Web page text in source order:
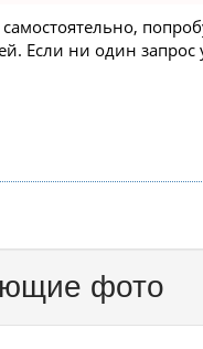
Если ни один запрос
фото